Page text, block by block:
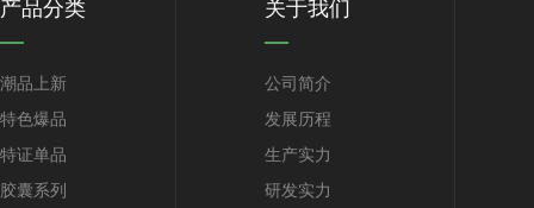
产品分类
潮品上新
特色爆品
特证单品
胶囊系列
关于我们
公司简介
发展历程
生产实力
研发实力